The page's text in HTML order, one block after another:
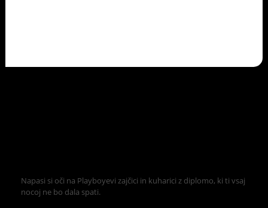
Napasi si oči na Playboyevi zajčici in kuharici z diplomo, ki ti vsaj
nocoj ne bo dala spati.